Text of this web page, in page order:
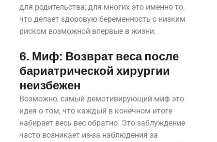
для родительства; для многих это именно то,
что делает здоровую беременность с низким
риском возможной впервые в жизни.
6. Миф: Возврат веса после
бариатрической хирургии
неизбежен
Возможно, самый демотивирующий миф это
идея о том, что каждый в конечном итоге
набирает весь вес обратно. Это заблуждение
часто возникает из-за наблюдения за